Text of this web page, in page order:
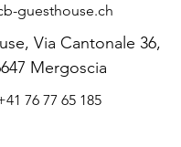
guesthouse.ch
Via Cantonale 36,
Mergoscia
76 77 65 185